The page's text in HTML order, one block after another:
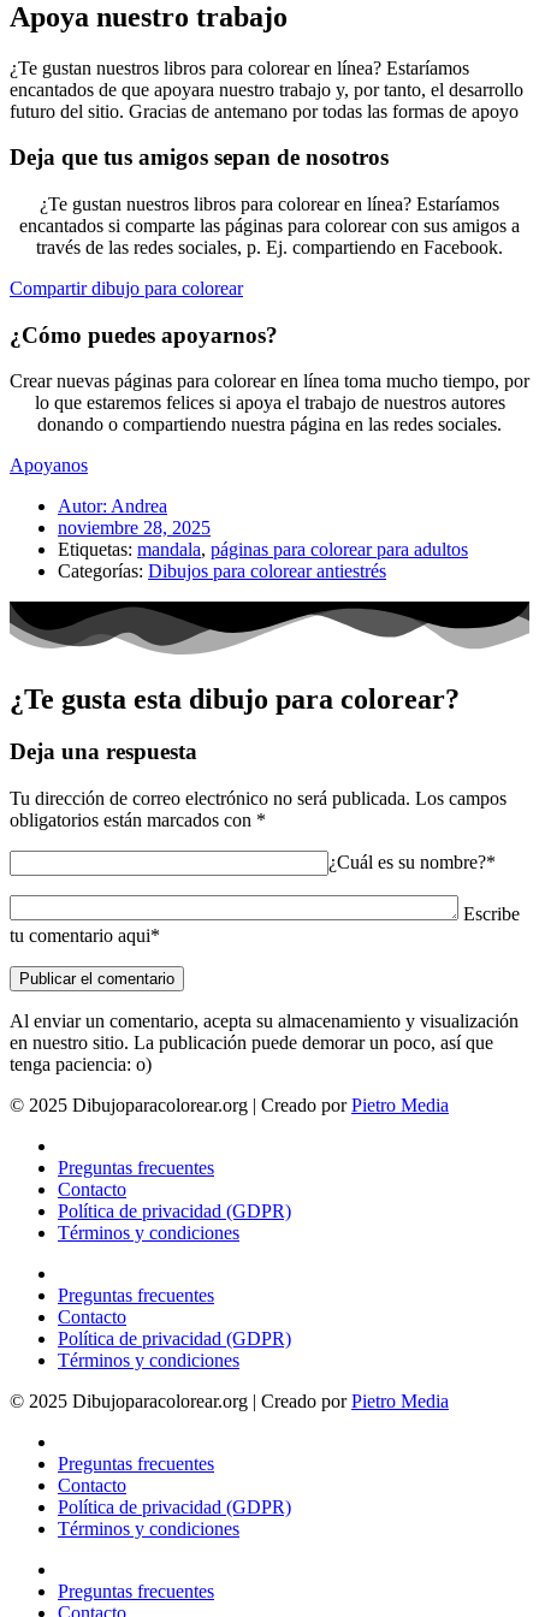
Apoya nuestro trabajo
¿Te gustan nuestros libros para colorear en línea? Estaríamos
encantados de que apoyara nuestro trabajo y, por tanto, el desarrollo
futuro del sitio. Gracias de antemano por todas las formas de apoyo
Deja que tus amigos sepan de nosotros
¿Te gustan nuestros libros para colorear en línea? Estaríamos
encantados si comparte las páginas para colorear con sus amigos a
través de las redes sociales, p. Ej. compartiendo en Facebook.
Compartir dibujo para colorear
¿Cómo puedes apoyarnos?
Crear nuevas páginas para colorear en línea toma mucho tiempo, por
lo que estaremos felices si apoya el trabajo de nuestros autores
donando o compartiendo nuestra página en las redes sociales.
Apoyanos
Autor: Andrea
noviembre 28, 2025
Etiquetas: mandala, páginas para colorear para adultos
Categorías: Dibujos para colorear antiestrés
¿Te gusta esta dibujo para colorear?
Deja una respuesta
Tu dirección de correo electrónico no será publicada. Los campos
obligatorios están marcados con *
¿Cuál es su nombre?*
Escribe
tu comentario aqui*
Al enviar un comentario, acepta su almacenamiento y visualización
en nuestro sitio. La publicación puede demorar un poco, así que
tenga paciencia: o)
© 2025 Dibujoparacolorear.org | Creado porPietro Media
Preguntas frecuentes
Contacto
Política de privacidad (GDPR)
Términos y condiciones
Preguntas frecuentes
Contacto
Política de privacidad (GDPR)
Términos y condiciones
© 2025 Dibujoparacolorear.org | Creado porPietro Media
Preguntas frecuentes
Contacto
Política de privacidad (GDPR)
Términos y condiciones
Preguntas frecuentes